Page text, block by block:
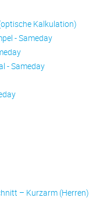
Kalkulation)
- Sameday
- Sameday
– Kurzarm (Herren)